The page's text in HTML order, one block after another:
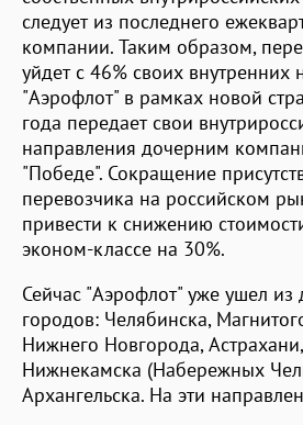
следует из последнего
компании. Таким образом,
уйдет с 46% своих внутренних
"Аэрофлот" в рамках новой
года передает свои
направления дочерним
"Победе". Сокращение
перевозчика на российском
привести к снижению
эконом-классе на 30%.
Сейчас "Аэрофлот" уже ушел из
городов: Челябинска,
Нижнего Новгорода,
Нижнекамска (Набережных
Архангельска. На эти